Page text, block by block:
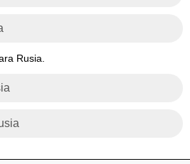
Rusia.